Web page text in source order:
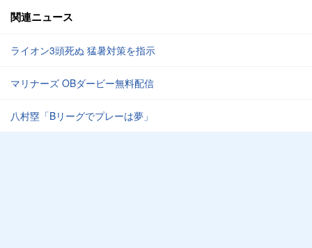
関連ニュース
ライオン3頭死ぬ 猛暑対策を指示
マリナーズ OBダービー無料配信
八村塁「Bリーグでプレーは夢」